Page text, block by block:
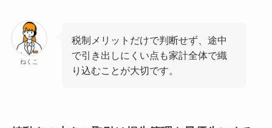
ねくこ
税制メリットだけで判断せず、途中
で引き出しにくい点も家計全体で織
り込むことが大切です。